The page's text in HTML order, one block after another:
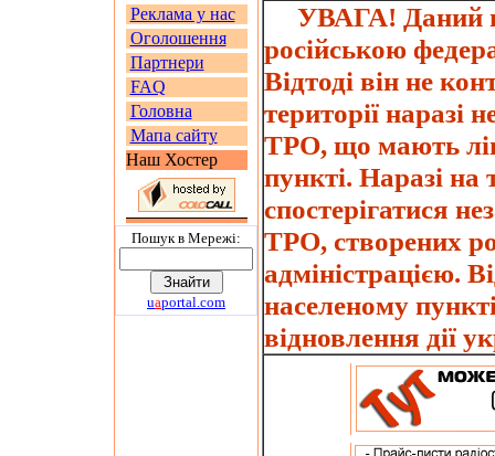
Реклама у нас
Оголошення
Партнери
FAQ
Головна
Мапа сайту
Наш Хостер
Пошук в Мережi:
uaportal.com
УВАГА! Даний
російською
Відтоді він не
території наразі
ТРО, що мають
пункті. Наразі на
спостерігатися
ТРО, створених
адміністрацією.
населеному
відновлення дії